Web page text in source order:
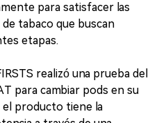
para satisfacer las
tabaco que buscan
etapas.
realizó una prueba del
para cambiar pods en su
el producto tiene la